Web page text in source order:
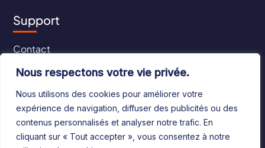
Nous respectons votre vie privée.
Nous utilisons des cookies pour améliorer votre
expérience de navigation, diffuser des publicités ou des
contenus personnalisés et analyser notre trafic. En
cliquant sur « Tout accepter », vous consentez à notre
Support
Contact
CGU
CGV